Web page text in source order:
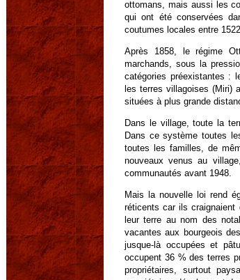
ottomans, mais aussi les
qui ont été conservées
coutumes locales entre
Après 1858, le régime
marchands, sous la
catégories préexistantes :
les terres villagoises (Miri)
situées à plus grande
Dans le village, toute la
Dans ce système toutes
toutes les familles, de
nouveaux venus au
communautés avant 1948.
Mais la nouvelle loi rend
réticents car ils
leur terre au nom des
vacantes aux bourgeois
jusque-là occupées et
occupent 36 % des terres
propriétaires, surtout